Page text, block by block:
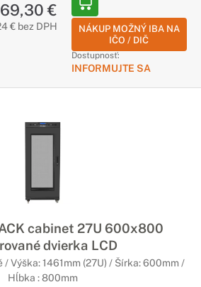
€
€ bez DPH
NÁKUP MOŽNÝ IBA NA
IČO / DIČ
Dostupnosť:
INFORMUJTE SA
cabinet 27U 600x800
dvierka LCD
/ Výška: 1461mm (27U) / Šírka: 600mm /
Hĺbka : 800mm